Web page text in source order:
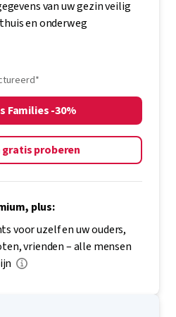
van uw gezin veilig
en onderweg
Families -30%
gratis proberen
plus:
voor uzelf en uw ouders,